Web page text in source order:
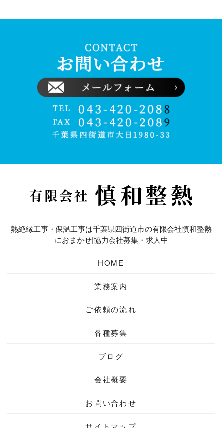
熱絶縁工事・保温工事は千葉県四街道市の有限会社慎和整熱
におまかせ|協力会社募集・求人中
HOME
業務案内
ご依頼の流れ
各種募集
ブログ
会社概要
お問い合わせ
サイトマップ